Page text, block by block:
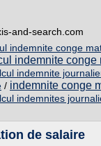
and-search.com
indemnite conge
indemnite conge
indemnite
/ indemnite conge
indemnites
de salaire